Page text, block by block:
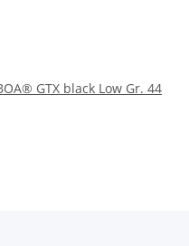
GTX black Low Gr. 44